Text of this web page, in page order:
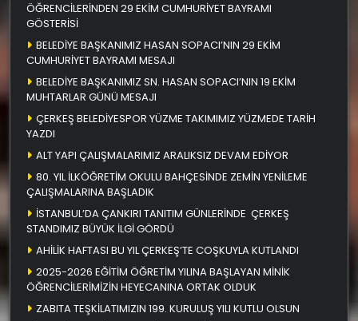
ÖĞRENCİLERİNDEN 29 EKİM CUMHURİYET BAYRAMI
GÖSTERİSİ
BELEDİYE BAŞKANIMIZ HASAN SOPACI’NIN 29 EKİM
CUMHURİYET BAYRAMI MESAJI
BELEDİYE BAŞKANIMIZ SN. HASAN SOPACI’NIN 19 EKİM
MUHTARLAR GÜNÜ MESAJI
ÇERKEŞ BELEDİYESPOR YÜZME TAKIMIMIZ YÜZMEDE TARİH
YAZDI
ALT YAPI ÇALIŞMALARIMIZ ARALIKSIZ DEVAM EDİYOR
80. YIL İLKÖĞRETİM OKULU BAHÇESİNDE ZEMİN YENİLEME
ÇALIŞMALARINA BAŞLADIK
İSTANBUL’DA ÇANKIRI TANITIM GÜNLERİNDE ÇERKEŞ
STANDIMIZ BÜYÜK İLGİ GÖRDÜ
AHİLİK HAFTASI BU YIL ÇERKEŞ’TE COŞKUYLA KUTLANDI
2025-2026 EĞİTİM ÖĞRETİM YILINA BAŞLAYAN MİNİK
ÖĞRENCİLERİMİZİN HEYECANINA ORTAK OLDUK
ZABITA TEŞKİLATIMIZIN 199. KURULUŞ YILI KUTLU OLSUN